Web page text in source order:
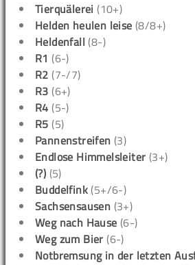
Tierquälerei (10+)
Helden heulen leise (8/8+)
Heldenfall (8-)
R1 (6-)
R2 (7-/7)
R3 (6+)
R4 (5-)
R5 (5)
Pannenstreifen (3)
Endlose Himmelsleiter (3+)
(?) (5)
Buddelfink (5+/6-)
Sachsensausen (3+)
Weg nach Hause (6-)
Weg zum Bier (6-)
Notbremsung in der letzten